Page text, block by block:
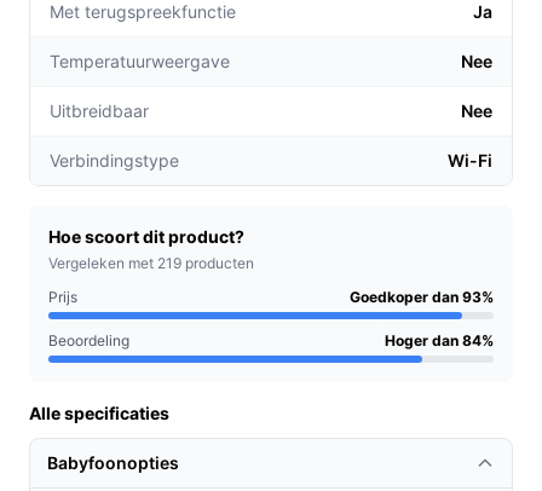
doet.
Tweezijdige communicatie:
Praten met je baby is
geruststellen zonder bij de wieg te staan.
Voor welke doelgroep?
zoek zijn naar een betrouwbare manier om hun baby in
de gaten te houden. Of je nu een drukke werkende
ouder bent of gewoon behoefte hebt aan extra
gemoedsrust, deze babyfoon biedt de oplossing.
Wat maakt de Living Needs babyfoon uniek in
vergelijking met andere modellen?
Met terugspreekfunctie Ja
Temperatuurweergave Nee
Uitbreidbaar Nee
Verbindingstype Wi-Fi
Hoe scoort dit product?
Vergeleken met 219 producten
Prijs
Goedkoper dan 93%
Beoordeling Hoger dan 84%
Alle specificaties
Babyfoonopties